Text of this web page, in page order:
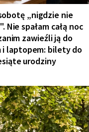
„nigdzie nie
Nie spałam całą noc
zawieźli ją do
i laptopem: bilety do
urodziny